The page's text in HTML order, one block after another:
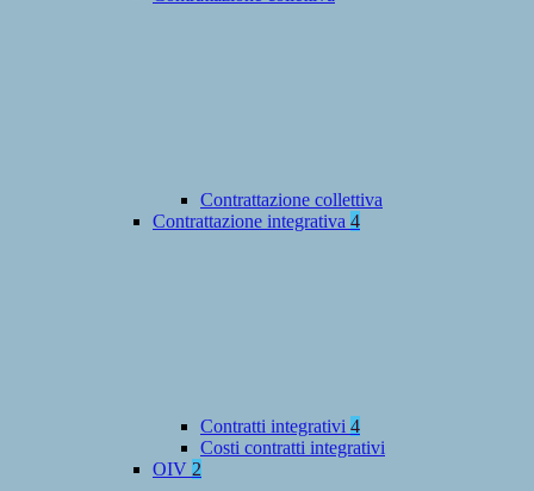
Contrattazione collettiva
Contrattazione integrativa 4
Contratti integrativi 4
Costi contratti integrativi
OIV 2